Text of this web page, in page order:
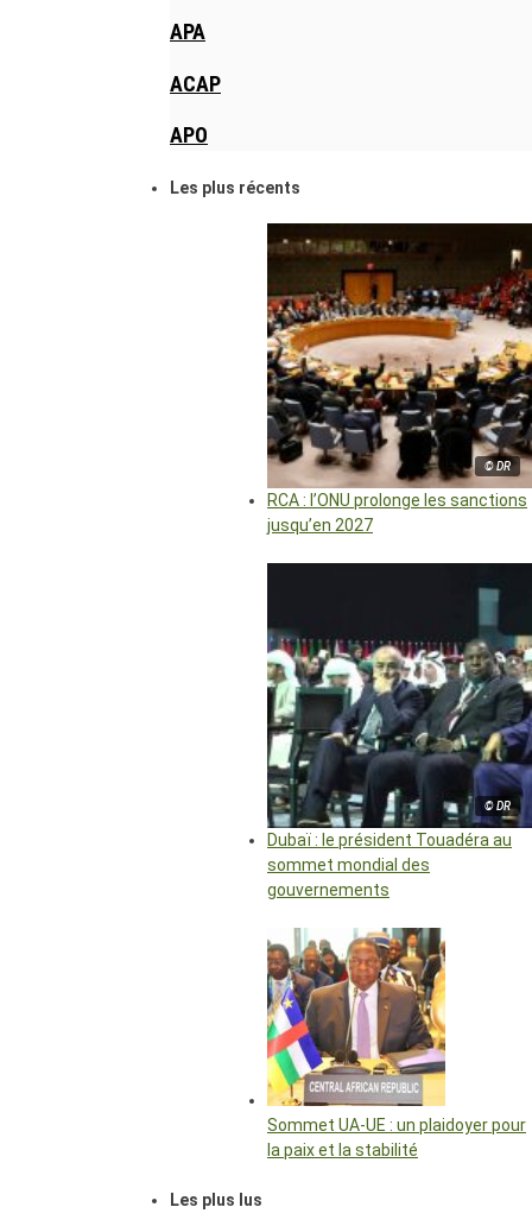
APA
ACAP
APO
Les plus récents
© DR
RCA : l’ONU prolonge les sanctions
jusqu’en 2027
© DR
Dubaï : le président Touadéra au
sommet mondial des
gouvernements
Sommet UA-UE : un plaidoyer pour
la paix et la stabilité
Les plus lus